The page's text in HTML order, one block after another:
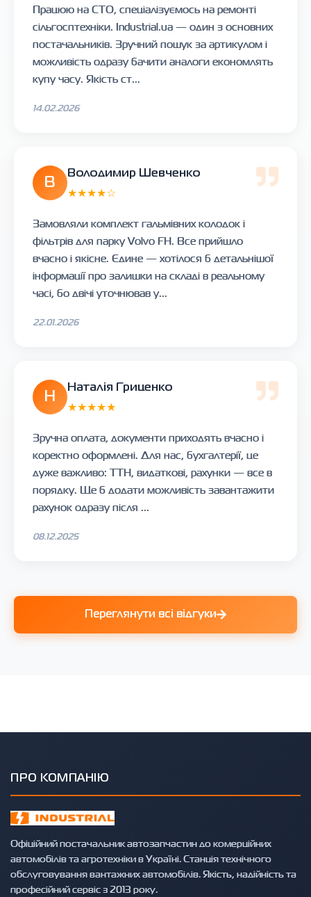
Працюю на СТО, спеціалізуємось на ремонті
сільгосптехніки. Industrial.ua — один з основних
постачальників. Зручний пошук за артикулом і
можливість одразу бачити аналоги економлять
купу часу. Якість ст...
14.02.2026
В
Володимир Шевченко
★★★★☆
Замовляли комплект гальмівних колодок і
фільтрів для парку Volvo FH. Все прийшло
вчасно і якісне. Єдине — хотілося б детальнішої
інформації про залишки на складі в реальному
часі, бо двічі уточнював у...
22.01.2026
Н
Наталія Гриценко
★★★★★
Зручна оплата, документи приходять вчасно і
коректно оформлені. Для нас, бухгалтерії, це
дуже важливо: ТТН, видаткові, рахунки — все в
порядку. Ще б додати можливість завантажити
рахунок одразу після ...
08.12.2025
Переглянути всі відгуки
ПРО КОМПАНІЮ
Офіційний постачальник автозапчастин до комерційних
автомобілів та агротехніки в Україні. Станція технічного
обслуговування вантажних автомобілів. Якість, надійність та
професійний сервіс з 2013 року.